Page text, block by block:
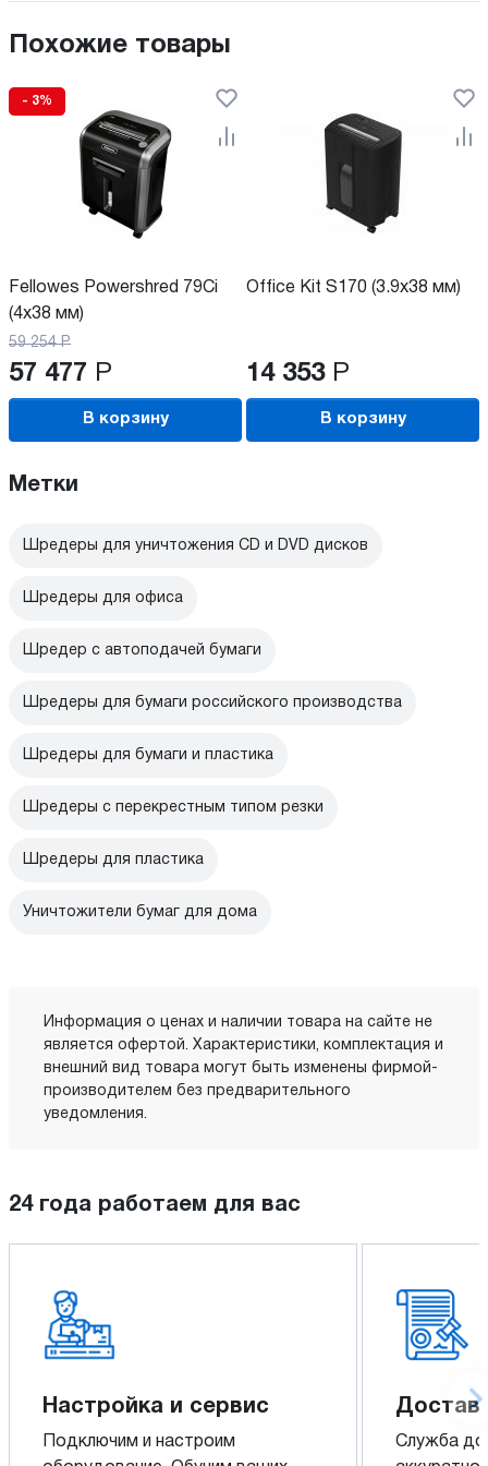
Похожие товары
- 3%
Fellowes Powershred 79Ci
(4x38 мм)
59 254 Р
57 477 Р
В корзину
Office Kit S170 (3.9x38 мм)
14 353 Р
В корзину
Метки
Шредеры для уничтожения CD и DVD дисков
Шредеры для офиса
Шредер с автоподачей бумаги
Шредеры для бумаги российского производства
Шредеры для бумаги и пластика
Шредеры с перекрестным типом резки
Шредеры для пластика
Уничтожители бумаг для дома
Информация о ценах и наличии товара на сайте не
является офертой. Характеристики, комплектация и
внешний вид товара могут быть изменены фирмой-
производителем без предварительного
уведомления.
24 года работаем для вас
Настройка и сервис
Подключим и настроим
Служба